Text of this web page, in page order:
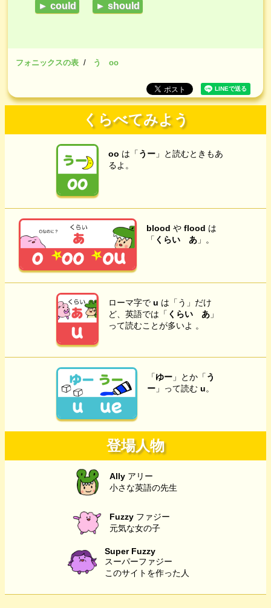
► could
► should
フォニックスの表 う oo
くらべてみよう
oo は「 うー 」と読むときもあ
るよ。
blood や flood は
「 くらい あ」。
ローマ字で u は「う」だけ
ど、英語では「 くらい あ 」
って読むことが多いよ 。
「ゆー 」とか「 う
ー 」って読む u。
登場人物
Allyアリー
小さな英語の先生
Fuzzyファジー
元気な女の子
Super Fuzzy
スーパーファジー
このサイトを作った人